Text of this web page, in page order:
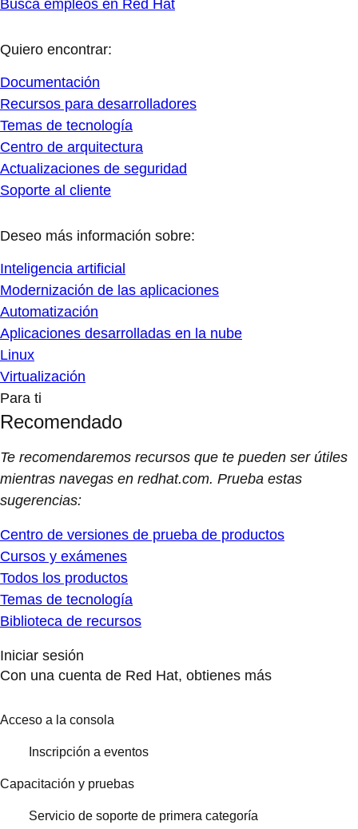
Busca empleos en Red Hat
Quiero encontrar:
Documentación
Recursos para desarrolladores
Temas de tecnología
Centro de arquitectura
Actualizaciones de seguridad
Soporte al cliente
Deseo más información sobre:
Inteligencia artificial
Modernización de las aplicaciones
Automatización
Aplicaciones desarrolladas en la nube
Linux
Virtualización
Para ti
Recomendado
Te recomendaremos recursos que te pueden ser útiles
mientras navegas en redhat.com. Prueba estas
sugerencias:
Centro de versiones de prueba de productos
Cursos y exámenes
Todos los productos
Temas de tecnología
Biblioteca de recursos
Iniciar sesión
Con una cuenta de Red Hat, obtienes más
Acceso a la consola
Inscripción a eventos
Capacitación y pruebas
Servicio de soporte de primera categoría